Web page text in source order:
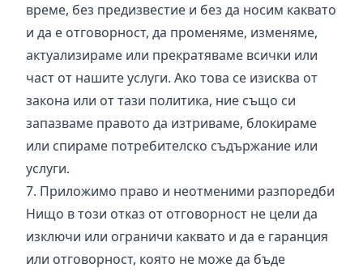
време, без предизвестие и без да носим каквато
и да е отговорност, да променяме, изменяме,
актуализираме или прекратяваме всички или
част от нашите услуги. Ако това се изисква от
закона или от тази политика, ние също си
запазваме правото да изтриваме, блокираме
или спираме потребителско съдържание или
услуги.
7. Приложимо право и неотменими разпоредби
Нищо в този отказ от отговорност не цели да
изключи или ограничи каквато и да е гаранция
или отговорност, която не може да бъде